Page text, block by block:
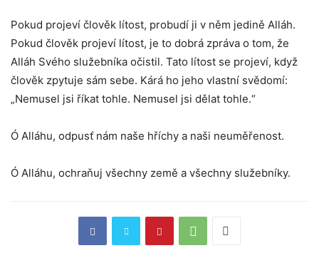
Pokud projeví člověk lítost, probudí ji v něm jedině Alláh.
Pokud člověk projeví lítost, je to dobrá zpráva o tom, že
Alláh Svého služebníka očistil. Tato lítost se projeví, když
člověk zpytuje sám sebe. Kárá ho jeho vlastní svědomí:
„Nemusel jsi říkat tohle. Nemusel jsi dělat tohle.“
Ó Alláhu, odpusť nám naše hříchy a naši neuměřenost.
Ó Alláhu, ochraňuj všechny země a všechny služebníky.